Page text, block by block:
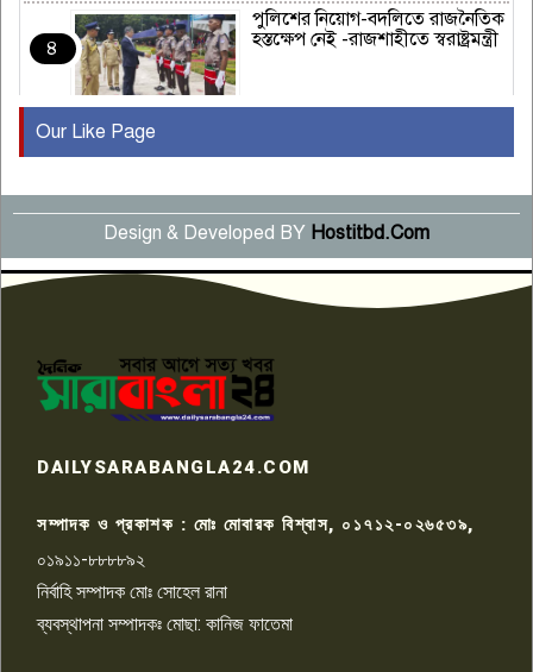
৪
পুলিশের নিয়োগ-বদলিতে রাজনৈতিক
হস্তক্ষেপ নেই -রাজশাহীতে স্বরাষ্ট্রমন্ত্রী
৫
বছর পূর্তি উদযাপন
৬
সংবাদ সম্মেলনে অভিযোগ অস্বীকার
উদ্দেশ্য প্রণোদিত সংবাদ প্রকাশের
প্রতিবাদ নাজির হাসানের
৭
কেটে ঘরে ঢুকে স্কুল শিক্ষিকাকে হত্যা
টয়লেটের ট্যাংকি থেকে লাশ উদ্ধার
রাজশাহীতে সন্ত্রাসী হামলায় গুরুতর
চাঁদাবাজি ও হয়রানির অভিযোগ
Our Like Page
Design & Developed BY Hostitbd.Com
DAILYSARABANGLA24.COM
সম্পাদক ও প্রকাশক : মোঃ মোবারক বিশ্বাস, ০১৭১২-০২৬৫৩৯,
০১৯১১-৮৮৮৮৯২
নির্বাহি সম্পাদক মোঃ সোহেল রানা
ব্যবস্থাপনা সম্পাদকঃ মোছা: কানিজ ফাতেমা